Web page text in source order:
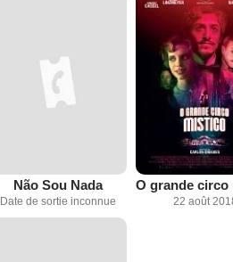
Não Sou Nada
Date de sortie inconnue 22 août